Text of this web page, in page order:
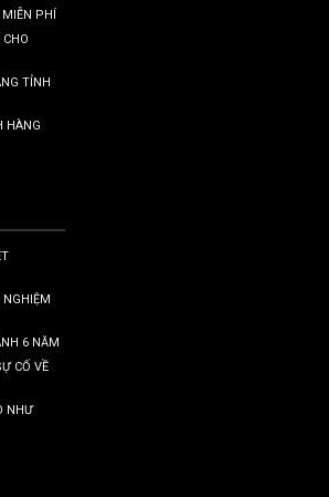
PHÍ
TỈNH
HÀNG
NGHIỆM
6 NĂM
CỐ VỀ
NHƯ